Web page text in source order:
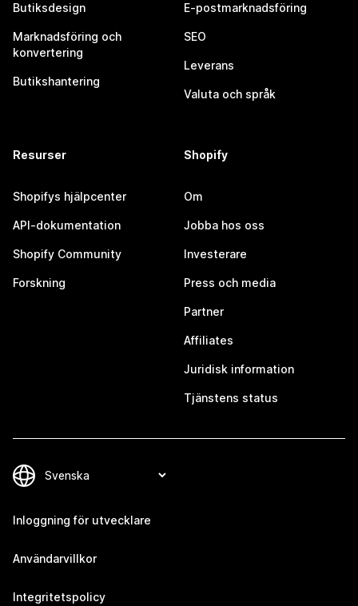
Butiksdesign
Marknadsföring och
konvertering
Butikshantering
E-postmarknadsföring
SEO
Leverans
Valuta och språk
Resurser
Shopifys hjälpcenter
API-dokumentation
Shopify Community
Forskning
Shopify
Om
Jobba hos oss
Investerare
Press och media
Partner
Affiliates
Juridisk information
Tjänstens status
Inloggning för utvecklare
Användarvillkor
Integritetspolicy